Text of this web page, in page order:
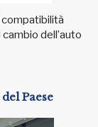
compatibilità
dell’auto
Paese